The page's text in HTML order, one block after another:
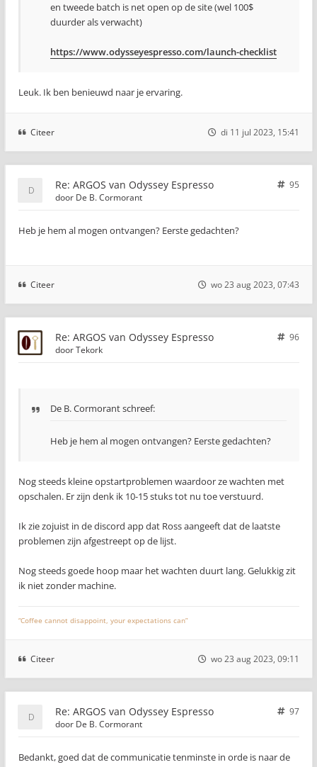
en tweede batch is net open op de site (wel 100$
duurder als verwacht)
https://www.odysseyespresso.com/launch-checklist
Leuk. Ik ben benieuwd naar je ervaring.
Citeer di 11 jul 2023, 15:41
Re: ARGOS van Odyssey Espresso
95
door De B. Cormorant
Heb je hem al mogen ontvangen? Eerste gedachten?
Citeer wo 23 aug 2023, 07:43
Re: ARGOS van Odyssey Espresso
96
doorTekork
De B. Cormorant schreef:
Heb je hem al mogen ontvangen? Eerste gedachten?
Nog steeds kleine opstartproblemen waardoor ze wachten met
opschalen. Er zijn denk ik 10-15 stuks tot nu toe verstuurd.
Ik zie zojuist in de discord app dat Ross aangeeft dat de laatste
problemen zijn afgestreept op de lijst.
Nog steeds goede hoop maar het wachten duurt lang. Gelukkig zit
ik niet zonder machine.
“Coffee cannot disappoint, your expectations can”
Citeer wo 23 aug 2023, 09:11
Re: ARGOS van Odyssey Espresso
97
door De B. Cormorant
Bedankt, goed dat de communicatie tenminste in orde is naar de